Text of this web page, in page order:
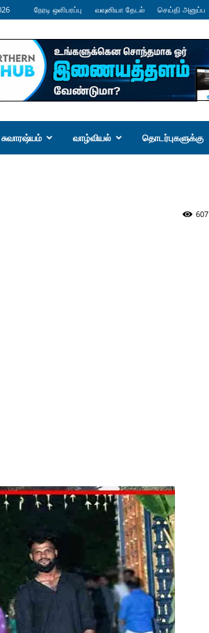
நேரடி ஒளிபரப்பு வவுனியா தேடல் செய்தி அனுப்ப
சுவாரஷ்யம் வாழ்வியல் தொடர்புகளுக்கு
607